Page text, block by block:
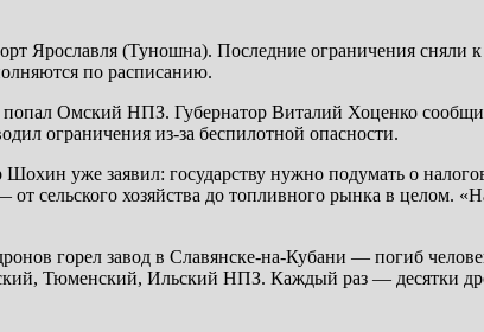
Ярославля (Туношна). Последние ограничения сняли
по расписанию.
Омский НПЗ. Губернатор Виталий Хоценко
ограничения из-за беспилотной опасности.
уже заявил: государству нужно подумать о
сельского хозяйства до топливного рынка в целом.
горел завод в Славянске-на-Кубани — погиб
Тюменский, Ильский НПЗ. Каждый раз — десятки